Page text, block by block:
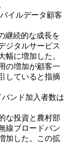
イルデータ顧客
継続的な成長を
ジタルサービス
幅に増加した。
の増加が顧客一
していると指摘
ンド加入者数は
な投資と農村部
線ブロードバン
加した。この拡